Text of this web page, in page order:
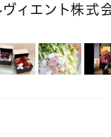
ィエント株式